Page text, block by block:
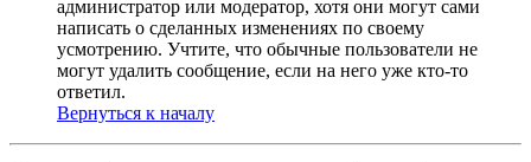
администратор или модератор, хотя они могут сами
написать о сделанных изменениях по своему
усмотрению. Учтите, что обычные пользователи не
могут удалить сообщение, если на него уже кто-то
ответил.
Вернуться к началу